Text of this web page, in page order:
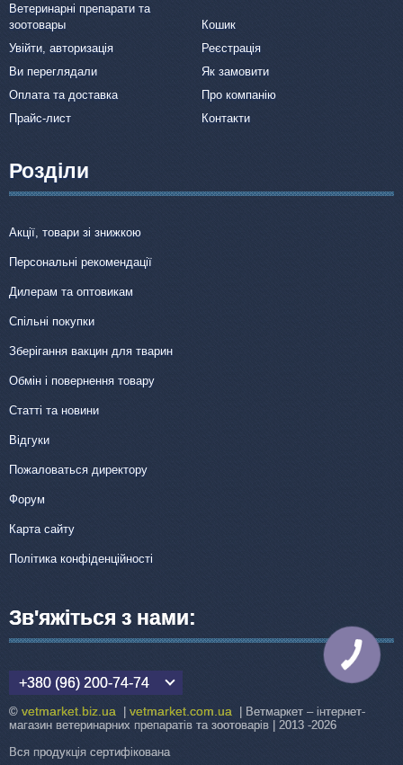
Ветеринарні препарати та
зоотовары
Кошик
Увійти, авторизація
Реєстрація
Ви переглядали
Як замовити
Оплата та доставка
Про компанію
Прайс-лист
Контакти
Розділи
Акції, товари зі знижкою
Персональні рекомендації
Дилерам та оптовикам
Спільні покупки
Зберігання вакцин для тварин
Обмін і повернення товару
Статті та новини
Відгуки
Пожаловаться директору
Форум
Карта сайту
Політика конфіденційності
Зв'яжіться з нами:
+380 (96) 200-74-74
© vetmarket.biz.ua vetmarket.com.ua | Ветмаркет – інтернет-
магазин ветеринарних препаратів та зоотоварів | 2013 -2026
Вся продукція сертифікована
КНОПКА
ЗВ'ЯЗКУ